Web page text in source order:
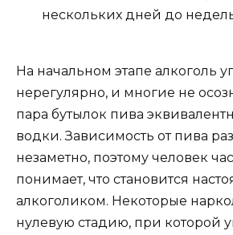
нескольких дней до
На начальном этапе алкоголь
нерегулярно, и многие не
пара бутылок пива
водки. Зависимость от пива
незаметно, поэтому человек
понимает, что становится
алкоголиком. Некоторые
нулевую стадию, при которой